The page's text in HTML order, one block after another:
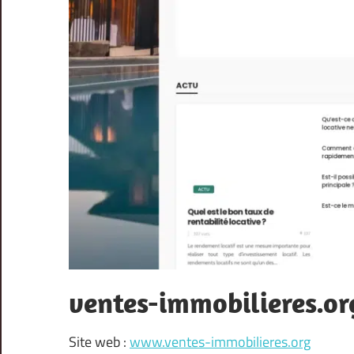
ventes-
Site web :www.ventes-immobilieres.org